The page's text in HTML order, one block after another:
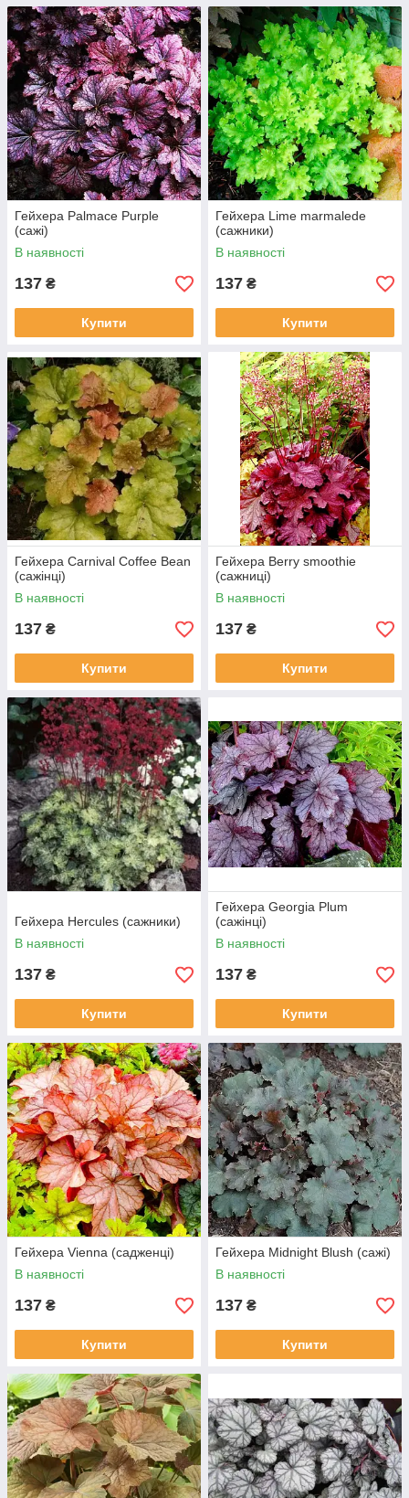
Гейхера Palmace Purple
(сажі)
В наявності
137 ₴
Купити
Гейхера Lime marmalede
(сажники)
В наявності
137 ₴
Купити
Гейхера Carnival Coffee Bean
(сажінці)
В наявності
137 ₴
Купити
Гейхера Berry smoothie
(сажниці)
В наявності
137 ₴
Купити
Гейхера Hercules (сажники)
В наявності
137 ₴
Купити
Гейхера Georgia Plum
(сажінці)
В наявності
137 ₴
Купити
Гейхера Vienna (садженці)
В наявності
137 ₴
Купити
Гейхера Midnight Blush (сажі)
В наявності
137 ₴
Купити